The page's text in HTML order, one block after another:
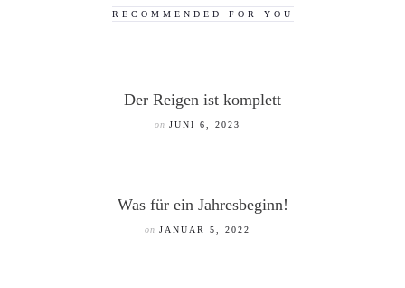
RECOMMENDED FOR YOU
Der Reigen ist komplett
on JUNI 6, 2023
Was für ein Jahresbeginn!
on JANUAR 5, 2022